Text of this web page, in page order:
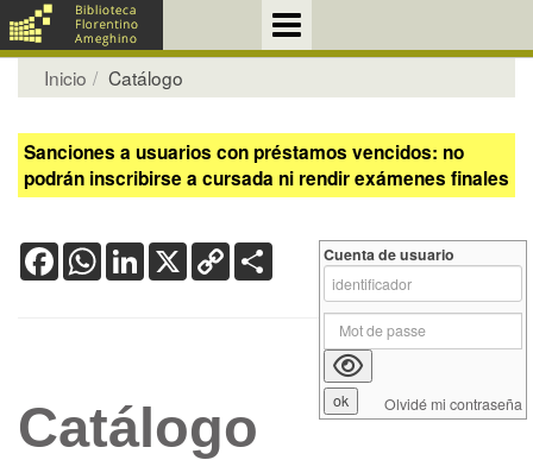
Inicio Catálogo
Sanciones a usuarios con préstamos vencidos: no
podrán inscribirse a cursada ni rendir exámenes finales
FacebookWhatsApp
LinkedIn
X Copy
Link
Catálogo
Cuenta de usuario
Olvidé mi contraseña